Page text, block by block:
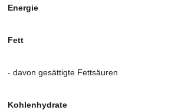
Energie
Fett
- davon gesättigte Fettsäuren
Kohlenhydrate